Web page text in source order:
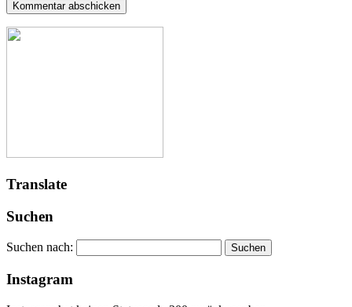
Translate
Suchen
Suchen nach:
Instagram